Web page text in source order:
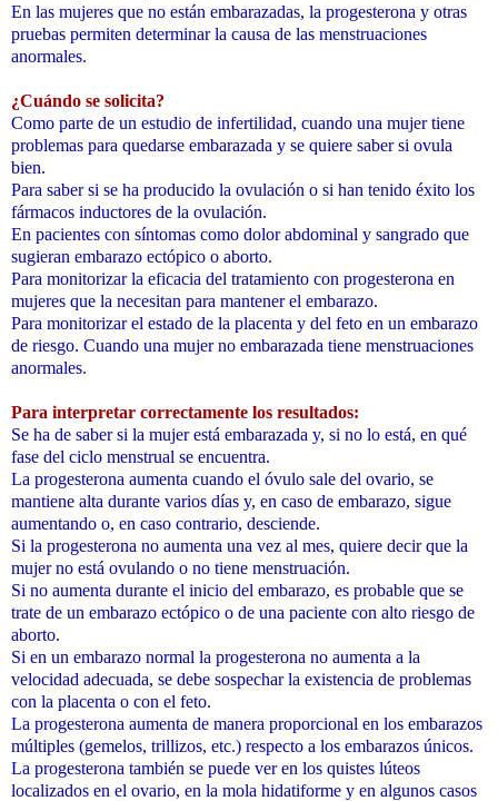
En las mujeres que no están embarazadas, la progesterona y otras
pruebas permiten determinar la causa de las menstruaciones
anormales.
¿Cuándo se solicita?
Como parte de un estudio de infertilidad, cuando una mujer tiene
problemas para quedarse embarazada y se quiere saber si ovula
bien.
Para saber si se ha producido la ovulación o si han tenido éxito los
fármacos inductores de la ovulación.
En pacientes con síntomas como dolor abdominal y sangrado que
sugieran embarazo ectópico o aborto.
Para monitorizar la eficacia del tratamiento con progesterona en
mujeres que la necesitan para mantener el embarazo.
Para monitorizar el estado de la placenta y del feto en un embarazo
de riesgo. Cuando una mujer no embarazada tiene menstruaciones
anormales.
Para interpretar correctamente los resultados:
Se ha de saber si la mujer está embarazada y, si no lo está, en qué
fase del ciclo menstrual se encuentra.
La progesterona aumenta cuando el óvulo sale del ovario, se
mantiene alta durante varios días y, en caso de embarazo, sigue
aumentando o, en caso contrario, desciende.
Si la progesterona no aumenta una vez al mes, quiere decir que la
mujer no está ovulando o no tiene menstruación.
Si no aumenta durante el inicio del embarazo, es probable que se
trate de un embarazo ectópico o de una paciente con alto riesgo de
aborto.
Si en un embarazo normal la progesterona no aumenta a la
velocidad adecuada, se debe sospechar la existencia de problemas
con la placenta o con el feto.
La progesterona aumenta de manera proporcional en los embarazos
múltiples (gemelos, trillizos, etc.) respecto a los embarazos únicos.
La progesterona también se puede ver en los quistes lúteos
localizados en el ovario, en la mola hidatiforme y en algunos casos